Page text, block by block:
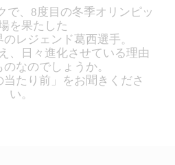
で、8度目の冬季オリンピッ
を果たした
レジェンド葛西選手。
、日々進化させている理由
なのでしょうか。
たり前」をお聞きくださ
い。